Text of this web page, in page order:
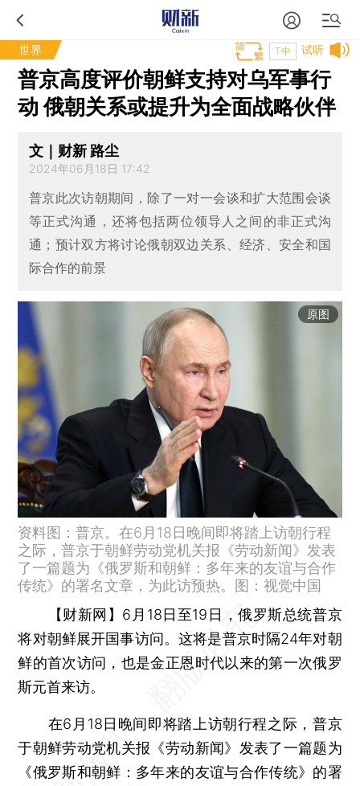
世界 试听
T中
普京高度评价朝鲜支持对乌军事行
动 俄朝关系或提升为全面战略伙伴
文｜财新 路尘
2024年06月18日 17:42
普京此次访朝期间，除了一对一会谈和扩大范围会谈
等正式沟通，还将包括两位领导人之间的非正式沟
通；预计双方将讨论俄朝双边关系、经济、安全和国
际合作的前景
原图
资料图：普京。在6月18日晚间即将踏上访朝行程
之际，普京于朝鲜劳动党机关报《劳动新闻》发表
了一篇题为《俄罗斯和朝鲜：多年来的友谊与合作
传统》的署名文章，为此访预热。图：视觉中国
【财新网】 6月18日至19日，俄罗斯总统普京
将对朝鲜展开国事访问。这将是普京时隔24年对朝
鲜的首次访问，也是金正恩时代以来的第一次俄罗
斯元首来访。
在6月18日晚间即将踏上访朝行程之际，普京
于朝鲜劳动党机关报《劳动新闻》发表了一篇题为
《俄罗斯和朝鲜：多年来的友谊与合作传统》的署